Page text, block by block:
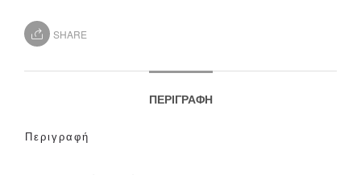
SHARE
ΠΕΡΙΓΡΑΦΉ
Περιγραφή